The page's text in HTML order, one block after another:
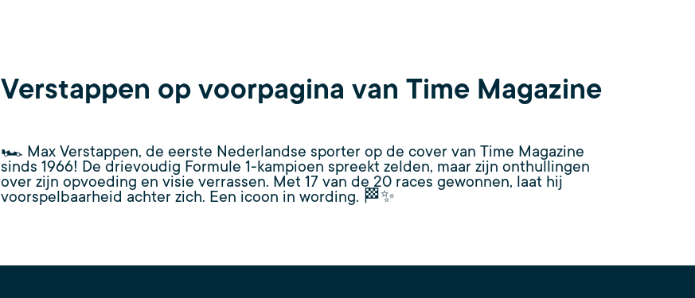
Verstappen op voorpagina van Time Magazine
🏎️ Max Verstappen, de eerste Nederlandse sporter op de cover van Time Magazine
sinds 1966! De drievoudig Formule 1-kampioen spreekt zelden, maar zijn onthullingen
over zijn opvoeding en visie verrassen. Met 17 van de 20 races gewonnen, laat hij
voorspelbaarheid achter zich. Een icoon in wording. 🏁✨